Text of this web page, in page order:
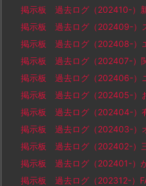
掲示板 過去ログ（202410-）
掲示板 過去ログ（202409-）
掲示板 過去ログ（202408-）
掲示板 過去ログ（202407-）
掲示板 過去ログ（202406-）
掲示板 過去ログ（202405-）
掲示板 過去ログ（202404-）
掲示板 過去ログ（202403-）
掲示板 過去ログ（202402-）
掲示板 過去ログ（202401-）
掲示板 過去ログ（202312-）